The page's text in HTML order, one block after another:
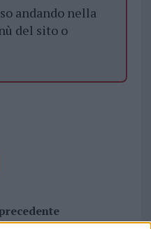
andando nella
del sito o